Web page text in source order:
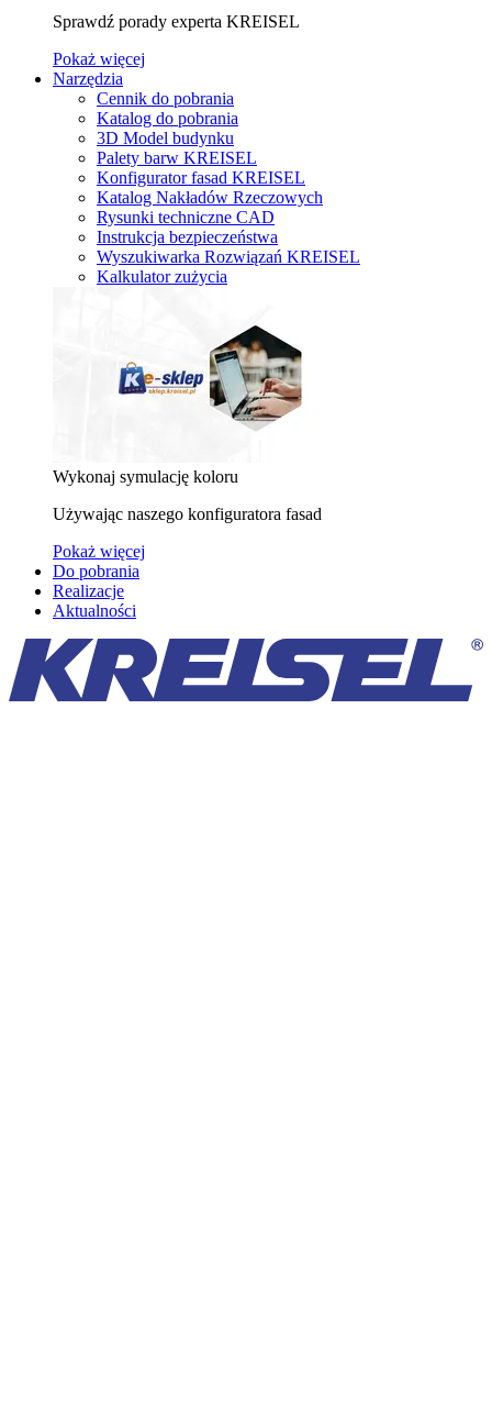
Sprawdź porady experta KREISEL
Pokaż więcej
Narzędzia
Cennik do pobrania
Katalog do pobrania
3D Model budynku
Palety barw KREISEL
Konfigurator fasad KREISEL
Katalog Nakładów Rzeczowych
Rysunki techniczne CAD
Instrukcja bezpieczeństwa
Wyszukiwarka Rozwiązań KREISEL
Kalkulator zużycia
Wykonaj symulację koloru
Używając naszego konfiguratora fasad
Pokaż więcej
Do pobrania
Realizacje
Aktualności